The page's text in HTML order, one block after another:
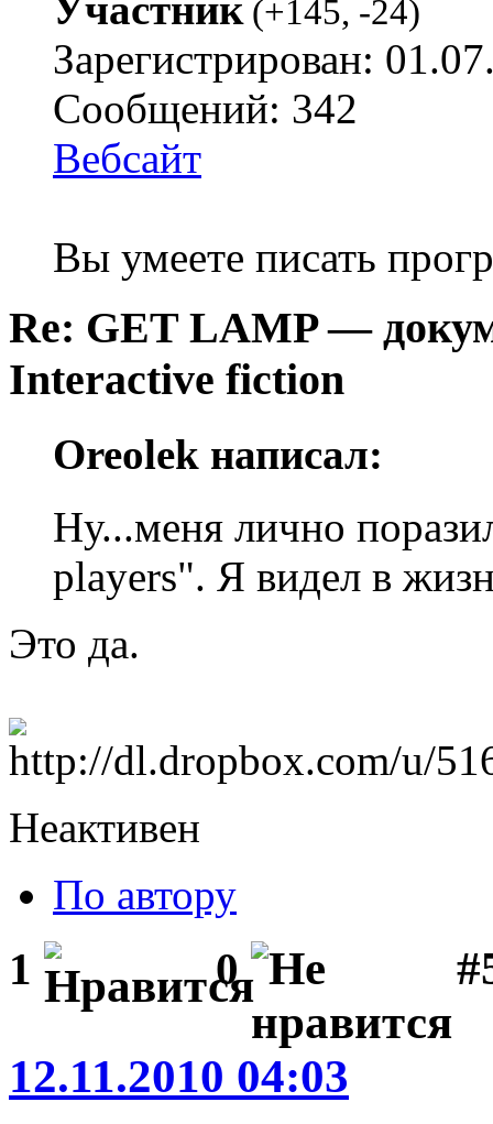
(+145, -24)
Зарегистрирован:
Сообщений: 342
Вебсайт
Вы умеете писать
Re: GET LAMP —
Interactive fiction
Oreolek написал:
Ну...меня лично
players". Я видел в
Это да.
Неактивен
По автору
1 0
12.11.2010 04:03